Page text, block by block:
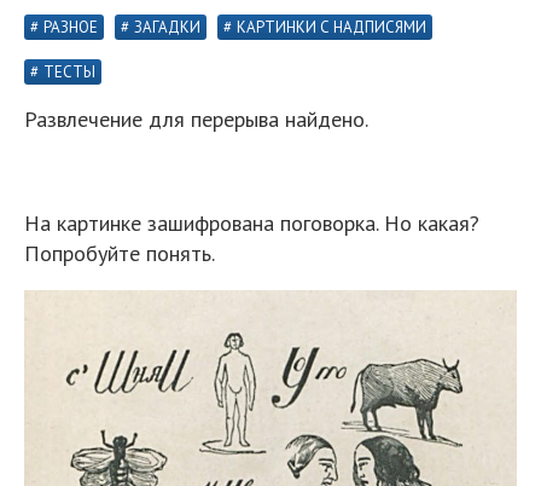
РАЗНОЕ ЗАГАДКИ КАРТИНКИ С НАДПИСЯМИ
ТЕСТЫ
Развлечение для перерыва найдено.
На картинке зашифрована поговорка. Но какая?
Попробуйте понять.